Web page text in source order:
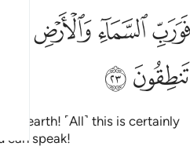
فورب السماء والارض انه لحق مثل ما
فَوَرَبِّ ٱلسَّمَآءِ وَٱلْأَرْضِ إِنَّهُۥ لَحَقٌّۭ
ﲞﲟﲠ
ﲦﲧ
earth! ˹All˺ this is certainly
can speak!